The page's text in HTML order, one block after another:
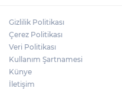
Rojin
Kıvanç
Gizlilik Politikası
Çerez Politikası
Veri Politikası
Kullanım Şartnamesi
Künye
İletişim